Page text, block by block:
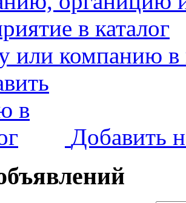
или компанию в
Добавить